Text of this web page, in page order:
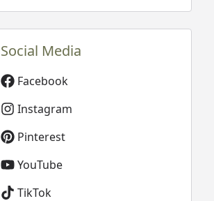
Social Media
Facebook
Instagram
Pinterest
YouTube
TikTok